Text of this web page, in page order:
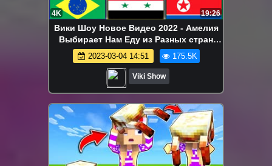
4K 19:26
Вики Шоу Новое Видео 2022 - Амелия
Выбирает Нам Еду из Разных стран
мира / Вики Шоу
2023-03-04 14:51 175.5K
Viki Show